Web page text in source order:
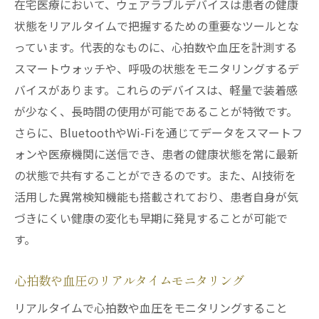
在宅医療において、ウェアラブルデバイスは患者の健康
状態をリアルタイムで把握するための重要なツールとな
っています。代表的なものに、心拍数や血圧を計測する
スマートウォッチや、呼吸の状態をモニタリングするデ
バイスがあります。これらのデバイスは、軽量で装着感
が少なく、長時間の使用が可能であることが特徴です。
さらに、BluetoothやWi-Fiを通じてデータをスマートフ
ォンや医療機関に送信でき、患者の健康状態を常に最新
の状態で共有することができるのです。また、AI技術を
活用した異常検知機能も搭載されており、患者自身が気
づきにくい健康の変化も早期に発見することが可能で
す。
心拍数や血圧のリアルタイムモニタリング
リアルタイムで心拍数や血圧をモニタリングすること